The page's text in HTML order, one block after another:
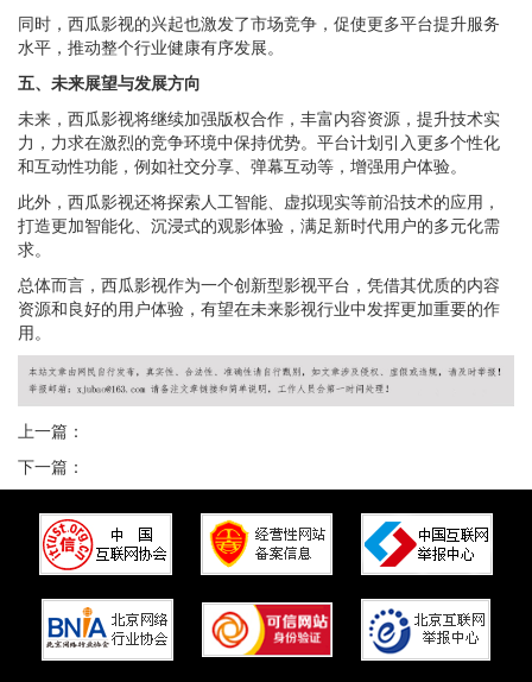
同时，西瓜影视的兴起也激发了市场竞争，促使更多平台提升服务
水平，推动整个行业健康有序发展。
五、未来展望与发展方向
未来，西瓜影视将继续加强版权合作，丰富内容资源，提升技术实
力，力求在激烈的竞争环境中保持优势。平台计划引入更多个性化
和互动性功能，例如社交分享、弹幕互动等，增强用户体验。
此外，西瓜影视还将探索人工智能、虚拟现实等前沿技术的应用，
打造更加智能化、沉浸式的观影体验，满足新时代用户的多元化需
求。
总体而言，西瓜影视作为一个创新型影视平台，凭借其优质的内容
资源和良好的用户体验，有望在未来影视行业中发挥更加重要的作
用。
上一篇：
下一篇：